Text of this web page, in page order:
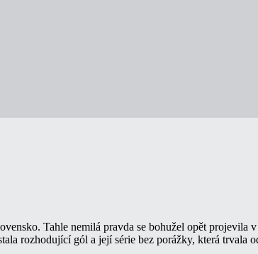
Tahle nemilá pravda se bohužel opět
rozhodující gól a její série bez porážky, která trvala